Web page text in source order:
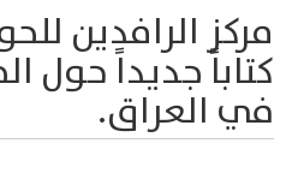
كتاباً جديداً حول
في العراق.